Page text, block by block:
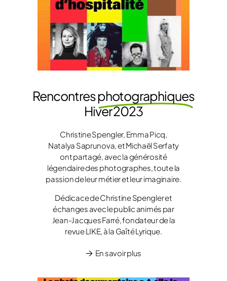
Rencontresphotographiques
Hiver 2023
Christine Spengler, Emma Picq,
Natalya Saprunova, et Michaël Serfaty
ont partagé, avec la générosité
légendaire des photographes, toute la
passion de leur métier et leur imaginaire.
Dédicace de Christine Spengler et
échanges avec le public animés par
Jean-Jacques Farré, fondateur de la
revue LIKE, à la Gaîté Lyrique.
En savoir plus